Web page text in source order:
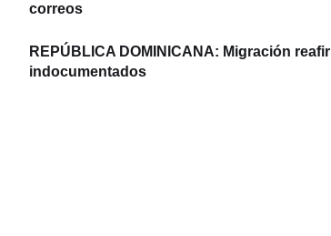
correos
REPÚBLICA DOMINICANA: Migración
indocumentados